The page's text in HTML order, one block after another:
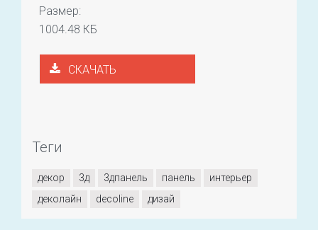
Размер:
1004.48 КБ
СКАЧАТЬ
Теги
декор 3д 3дпанель панель
интерьер
деколайн
decoline дизай